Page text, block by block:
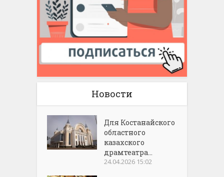
Новости
Для Костанайского
областного
казахского
драмтеатра...
24.04.2026 15:02